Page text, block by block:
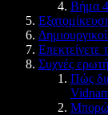
Βήμα
Επεκτείνετε
Συχνές
Πώς
Μπορώ